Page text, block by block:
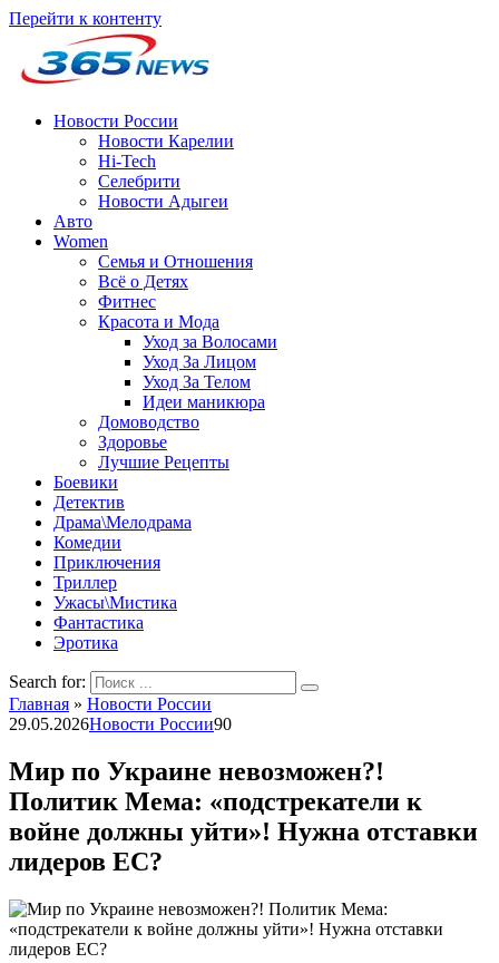
Перейти к контенту
Новости России
Новости Карелии
Hi-Tech
Селебрити
Новости Адыгеи
Авто
Women
Семья и Отношения
Всё о Детях
Фитнес
Красота и Мода
Уход за Волосами
Уход За Лицом
Уход За Телом
Идеи маникюра
Домоводство
Здоровье
Лучшие Рецепты
Боевики
Детектив
Драма\Мелодрама
Комедии
Приключения
Триллер
Ужасы\Мистика
Фантастика
Эротика
Search for:
Главная » Новости России
29.05.2026Новости России90
Мир по Украине невозможен?!
Политик Мема: «подстрекатели к
войне должны уйти»! Нужна отставки
лидеров ЕС?